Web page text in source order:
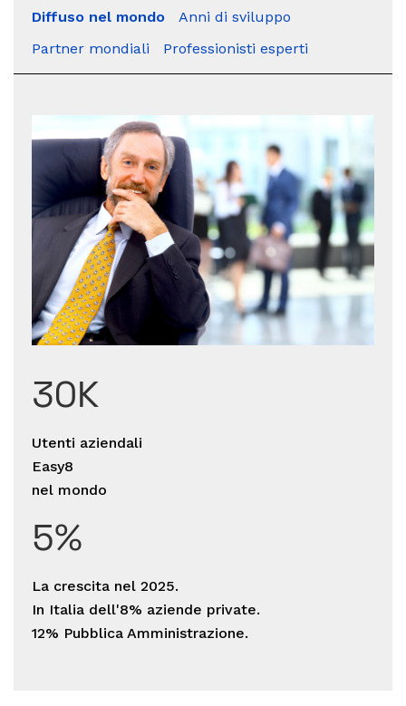
Diffuso nel mondo
Anni di sviluppo
Partner mondiali
Professionisti esperti
30
Utenti aziendali
Easy8
nel mondo
5
La crescita nel 2025.
In Italia dell'8% aziende private.
12% Pubblica Amministrazione.